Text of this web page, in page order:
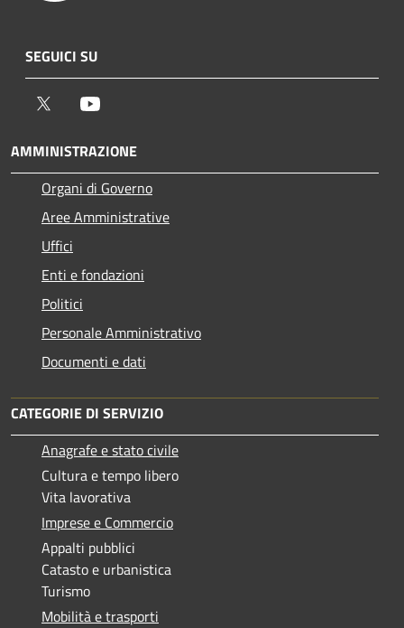
SEGUICI SU
Twitter
AMMINISTRAZIONE
Organi di Governo
Aree Amministrative
Uffici
Enti e fondazioni
Politici
Personale Amministrativo
Documenti e dati
CATEGORIE DI SERVIZIO
Anagrafe e stato civile
Cultura e tempo libero
Vita lavorativa
Imprese e Commercio
Appalti pubblici
Catasto e urbanistica
Turismo
Mobilità e trasporti